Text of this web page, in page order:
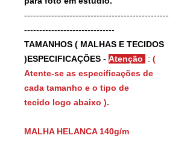
------------------------------------------------
------------------------------
TAMANHOS ( MALHAS E TECIDOS
)ESPECIFICAÇÕES - Atenção : (
Atente-se as especificações de
cada tamanho e o tipo de
tecido logo abaixo ).
MALHA HELANCA 140g/m